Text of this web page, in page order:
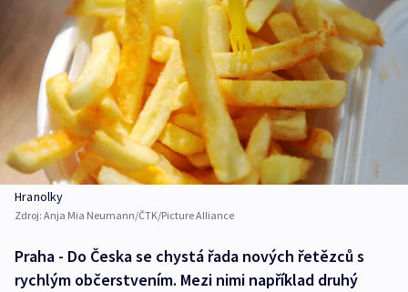
Hranolky
Zdroj: Anja Mia Neumann/ČTK/Picture Alliance
Praha - Do Česka se chystá řada nových řetězců s
rychlým občerstvením. Mezi nimi například druhý